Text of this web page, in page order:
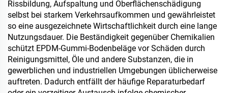
Rissbildung, Aufspaltung und Oberflächenschädigung
selbst bei starkem Verkehrsaufkommen und gewährleistet
so eine ausgezeichnete Wirtschaftlichkeit durch eine lange
Nutzungsdauer. Die Beständigkeit gegenüber Chemikalien
schützt EPDM-Gummi-Bodenbeläge vor Schäden durch
Reinigungsmittel, Öle und andere Substanzen, die in
gewerblichen und industriellen Umgebungen üblicherweise
auftreten. Dadurch entfällt der häufige Reparaturbedarf